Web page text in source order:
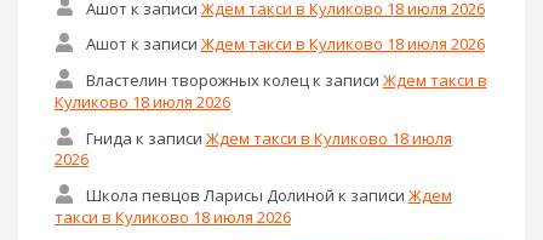
Ашотк записи Ждем такси в Куликово 18 июля 2026
Ашотк записи Ждем такси в Куликово 18 июля 2026
Властелин творожных колец к записи Ждем такси в
Куликово 18 июля 2026
Гнида к записи Ждем такси в Куликово 18 июля
2026
Школа певцов Ларисы Долиной к записи Ждем
такси в Куликово 18 июля 2026